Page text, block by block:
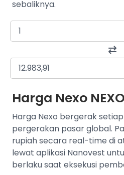
sebaliknya.
Harga Nexo
Harga Nexo bergerak
pergerakan pasar global.
rupiah secara real-time di
lewat aplikasi Nanovest
berlaku saat eksekusi